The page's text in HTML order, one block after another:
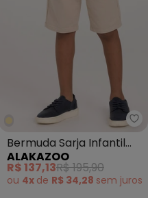
- Bermuda Sarja
Bermuda Sarja Infantil
Menino Reta Chino Bege
ALAKAZOO
R$ 137,13R$ 195,90
ou 4x de R$ 34,28 sem juros